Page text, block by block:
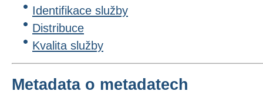
Identifikace služby
Distribuce
Kvalita služby
Metadata o metadatech